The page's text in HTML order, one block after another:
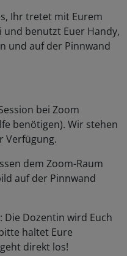
Ihr tretet mit Eurem
und benutzt Euer Handy,
und auf der Pinnwand
bei Zoom
benötigen). Wir stehen
Verfügung.
dem Zoom-Raum
auf der Pinnwand
Die Dozentin wird Euch
haltet Eure
direkt los!